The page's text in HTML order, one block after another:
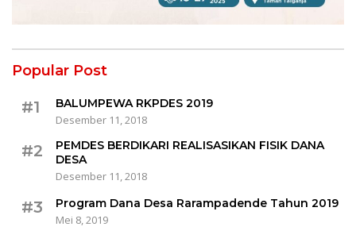
Popular Post
#1
BALUMPEWA RKPDES 2019
Desember 11, 2018
#2
PEMDES BERDIKARI REALISASIKAN FISIK DANA
DESA
Desember 11, 2018
#3
Program Dana Desa Rarampadende Tahun 2019
Mei 8, 2019